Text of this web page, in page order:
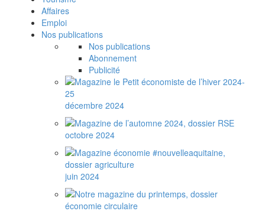
Affaires
Emploi
Nos publications
Nos publications
Abonnement
Publicité
décembre 2024
octobre 2024
juin 2024